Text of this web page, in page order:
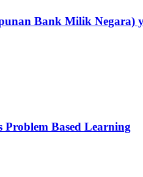
Bank Milik Negara)
Problem Based Learning